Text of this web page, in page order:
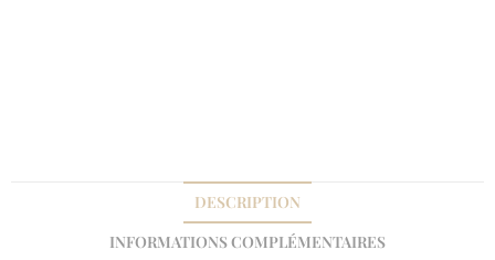
DESCRIPTION
INFORMATIONS COMPLÉMENTAIRES